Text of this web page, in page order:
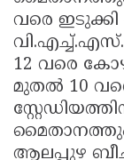
വരെ
12 വരെ
മുതൽ 10 വരെ
ആലപ്പുഴ